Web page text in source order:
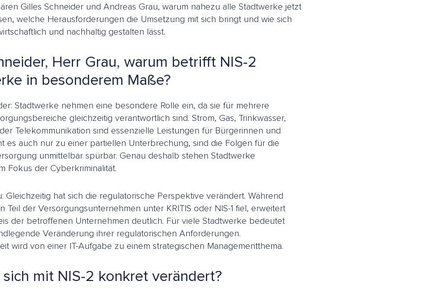
Gilles Schneider und Andreas Grau, warum nahezu alle Stadtwerke jetzt
welche Herausforderungen die Umsetzung mit sich bringt und wie sich
und nachhaltig gestalten lässt.
Herr Grau, warum betrifft NIS-2
in besonderem Maße?
Stadtwerke nehmen eine besondere Rolle ein, da sie für mehrere
gleichzeitig verantwortlich sind. Strom, Gas, Trinkwasser,
Telekommunikation sind essenzielle Leistungen für Bürgerinnen und
es auch nur zu einer partiellen Unterbrechung, sind die Folgen für die
unmittelbar spürbar. Genau deshalb stehen Stadtwerke
Fokus der Cyberkriminalität.
Gleichzeitig hat sich die regulatorische Perspektive verändert. Während
Teil der Versorgungsunternehmen unter KRITIS oder NIS-1 fiel, erweitert
der betroffenen Unternehmen deutlich. Für viele Stadtwerke bedeutet
Veränderung ihrer regulatorischen Anforderungen.
wird von einer IT-Aufgabe zu einem strategischen Managementthema.
sich mit NIS-2 konkret verändert?